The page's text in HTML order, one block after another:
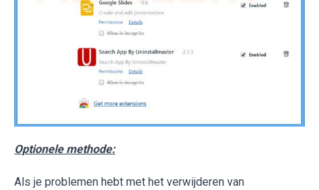
Optionele methode:
Als je problemen hebt met het verwijderen van